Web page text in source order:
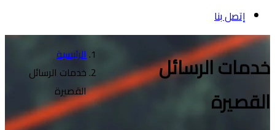
إتصل بنا
خدمات الرسائل
القصيرة
الرئيسية
خدمات الرسائل
القصيرة